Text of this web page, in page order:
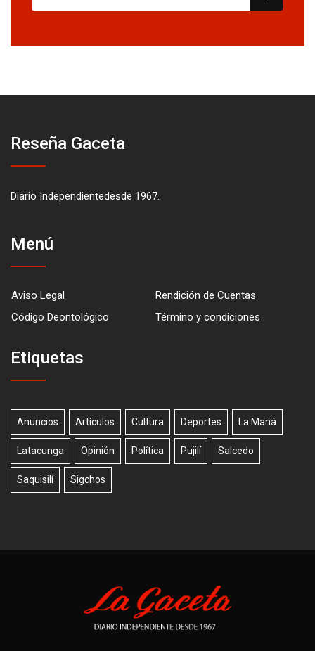
Reseña Gaceta
Diario Independientedesde 1967.
Menú
Aviso Legal
Rendición de Cuentas
Código Deontológico
Término y condiciones
Etiquetas
Anuncios Artículos Cultura Deportes La Maná
Latacunga Opinión Política Pujilí Salcedo
Saquisilí Sigchos